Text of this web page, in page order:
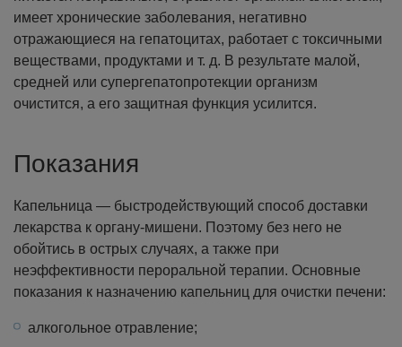
имеет хронические заболевания, негативно
отражающиеся на гепатоцитах, работает с токсичными
веществами, продуктами и т. д. В результате малой,
средней или супергепатопротекции организм
очистится, а его защитная функция усилится.
Показания
Капельница — быстродействующий способ доставки
лекарства к органу-мишени. Поэтому без него не
обойтись в острых случаях, а также при
неэффективности пероральной терапии. Основные
показания к назначению капельниц для очистки печени:
алкогольное отравление;